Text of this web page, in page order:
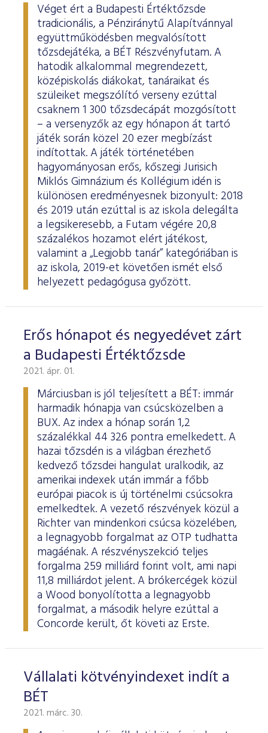
Véget ért a Budapesti Értéktőzsde
tradicionális, a Pénziránytű Alapítvánnyal
együttműködésben megvalósított
tőzsdejátéka, a BÉT Részvényfutam. A
hatodik alkalommal megrendezett,
középiskolás diákokat, tanáraikat és
szüleiket megszólító verseny ezúttal
csaknem 1 300 tőzsdecápát mozgósított
– a versenyzők az egy hónapon át tartó
játék során közel 20 ezer megbízást
indítottak. A játék történetében
hagyományosan erős, kőszegi Jurisich
Miklós Gimnázium és Kollégium idén is
különösen eredményesnek bizonyult: 2018
és 2019 után ezúttal is az iskola delegálta
a legsikeresebb, a Futam végére 20,8
százalékos hozamot elért játékost,
valamint a „Legjobb tanár” kategóriában is
az iskola, 2019-et követően ismét első
helyezett pedagógusa győzött.
Erős hónapot és negyedévet zárt
a Budapesti Értéktőzsde
2021. ápr. 01.
Márciusban is jól teljesített a BÉT: immár
harmadik hónapja van csúcsközelben a
BUX. Az index a hónap során 1,2
százalékkal 44 326 pontra emelkedett. A
hazai tőzsdén is a világban érezhető
kedvező tőzsdei hangulat uralkodik, az
amerikai indexek után immár a főbb
európai piacok is új történelmi csúcsokra
emelkedtek. A vezető részvények közül a
Richter van mindenkori csúcsa közelében,
a legnagyobb forgalmat az OTP tudhatta
magáénak. A részvényszekció teljes
forgalma 259 milliárd forint volt, ami napi
11,8 milliárdot jelent. A brókercégek közül
a Wood bonyolította a legnagyobb
forgalmat, a második helyre ezúttal a
Concorde került, őt követi az Erste.
Vállalati kötvényindexet indít a
BÉT
2021. márc. 30.